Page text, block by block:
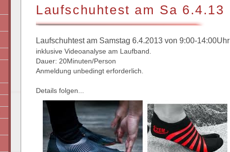
Laufschuhtest am Sa 6.4.13
Laufschuhtest am Samstag 6.4.2013 von 9:00-14:00Uhr
inklusive Videoanalyse am Laufband.
Dauer: 20Minuten/Person
Anmeldung unbedingt erforderlich.
Details folgen...